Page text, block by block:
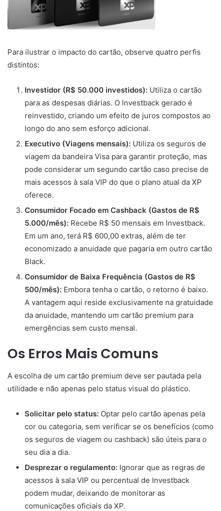
Para ilustrar o impacto do cartão, observe quatro perfis
distintos:
Investidor (R$ 50.000 investidos): Utiliza o cartão
para as despesas diárias. O Investback gerado é
reinvestido, criando um efeito de juros compostos ao
longo do ano sem esforço adicional.
Executivo (Viagens mensais): Utiliza os seguros de
viagem da bandeira Visa para garantir proteção, mas
pode considerar um segundo cartão caso precise de
mais acessos à sala VIP do que o plano atual da XP
oferece.
Consumidor Focado em Cashback (Gastos de R$
5.000/mês): Recebe R$ 50 mensais em Investback.
Em um ano, terá R$ 600,00 extras, além de ter
economizado a anuidade que pagaria em outro cartão
Black.
Consumidor de Baixa Frequência (Gastos de R$
500/mês): Embora tenha o cartão, o retorno é baixo.
A vantagem aqui reside exclusivamente na gratuidade
da anuidade, mantendo um cartão premium para
emergências sem custo mensal.
Os Erros Mais Comuns
A escolha de um cartão premium deve ser pautada pela
utilidade e não apenas pelo status visual do plástico.
Solicitar pelo status: Optar pelo cartão apenas pela
cor ou categoria, sem verificar se os benefícios (como
os seguros de viagem ou cashback) são úteis para o
seu dia a dia.
Desprezar o regulamento: Ignorar que as regras de
acessos à sala VIP ou percentual de Investback
podem mudar, deixando de monitorar as
comunicações oficiais da XP.